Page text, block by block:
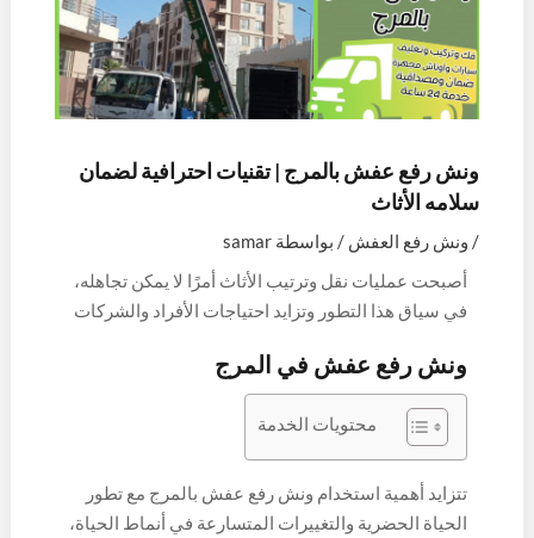
ونش رفع عفش بالمرج | تقنيات احترافية لضمان
سلامه الأثاث
/ ونش رفع العفش / بواسطة samar
أصبحت عمليات نقل وترتيب الأثاث أمرًا لا يمكن تجاهله،
في سياق هذا التطور وتزايد احتياجات الأفراد والشركات
بالمرج كخيار فعال ومبتكر، بموقعها الاستراتيجي
والمتميز، تشهد طلبًا متزايدًا على خدمات ونش رفع
العفش، تعد عمليات نقل الأثاث من المهام الحساسة
والمعقدة، حيث يتعين التفكير في كيفية نقل القطع
الثقيلة والقيمة بأمان دون التسبب في أي ضرر، ونش
رفع العفش يأتي هنا ليقدم حلاً مبتكرًا وموثوقًا، يجمع بين
ونش رفع عفش في المرج
محتويات الخدمة
تتزايد أهمية استخدام ونش رفع عفش بالمرج مع تطور
الحياة الحضرية والتغييرات المتسارعة في أنماط الحياة،